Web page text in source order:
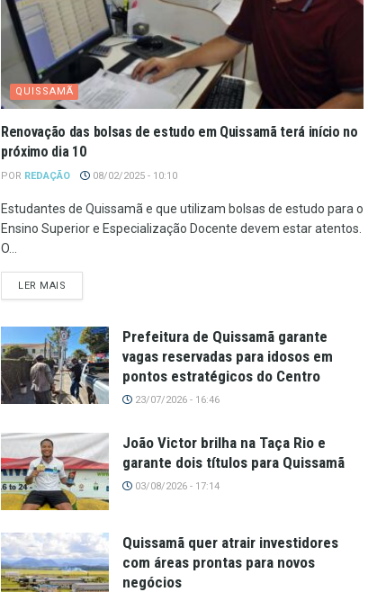
QUISSAMÃ
Renovação das bolsas de estudo em Quissamã terá início no
próximo dia 10
POR REDAÇÃO 08/02/2025 - 10:10
Estudantes de Quissamã e que utilizam bolsas de estudo para o
Ensino Superior e Especialização Docente devem estar atentos.
O...
LER MAIS
Prefeitura de Quissamã garante
vagas reservadas para idosos em
pontos estratégicos do Centro
23/07/2026 - 16:46
João Victor brilha na Taça Rio e
garante dois títulos para Quissamã
03/08/2026 - 17:14
Quissamã quer atrair investidores
com áreas prontas para novos
negócios